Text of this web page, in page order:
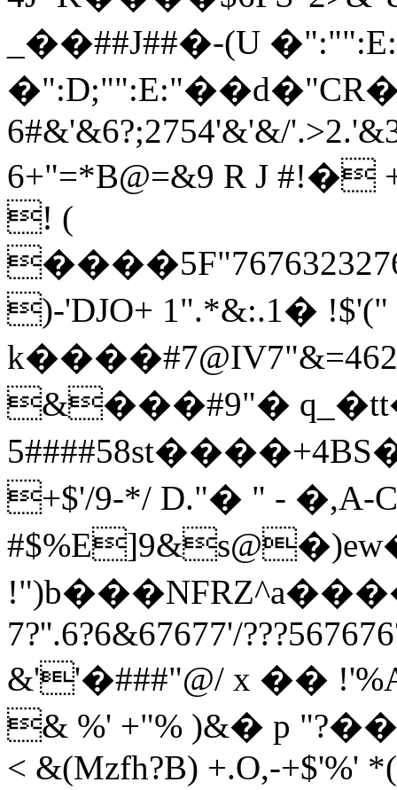
_��##J##�-(U
6#&'&6?;2754'&'&/
6+"=*B@=&9 R J #!�
! (
)-'DJO+ 1".*&:.1�
&���#9"�
+$'/9-*/ D."� " - �,A-
7?''.6?6&67677'/
&''�###"@/ x ��
& %' +"% )&� p
< &(Mzfh?B) +.O,-+$'%'